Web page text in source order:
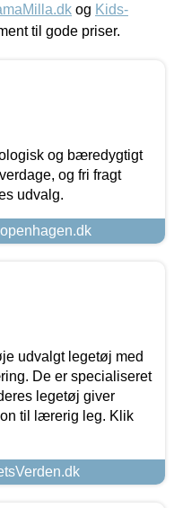
og Kids-
til gode priser.
og bæredygtigt
og fri fragt
udvalg.
udvalgt legetøj med
De er specialiseret
legetøj giver
til lærerig leg. Klik